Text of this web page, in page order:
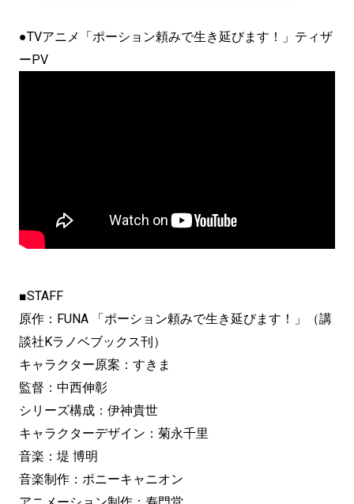
●TVアニメ「ポーション頼みで生き延びます！」ティザ
ーPV
■STAFF
原作：FUNA 「ポーション頼みで生き延びます！」（講
談社Kラノベブックス刊）
キャラクター原案：すきま
監督：中西伸彰
シリーズ構成：伊神貴世
キャラクターデザイン：菊永千里
音楽：堤 博明
音楽制作：ポニーキャニオン